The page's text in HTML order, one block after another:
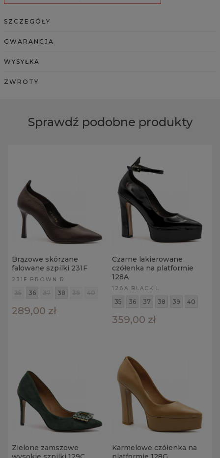
SZCZEGÓŁY
GWARANCJA
WYSYŁKA
ZWROTY
Sprawdź podobne produkty
Brązowe skórzane
falowane szpilki 231F
231F BROWN R
35 36 37 38 39 40
289,00 zł
Czarne lakierowane
czółenka na platformie
128A
128A BLACK L
35 36 37 38 39 40
359,00 zł
Zielone zamszowe
Karmelowe czółenka na